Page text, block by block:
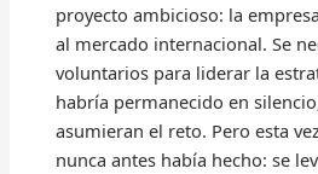
proyecto ambicioso: la
al mercado internacional. Se
voluntarios para liderar la
habría permanecido en
asumieran el reto. Pero esta
nunca antes había hecho: se